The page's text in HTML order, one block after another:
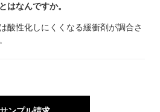
はなんですか。
酸性化しにくくなる緩衝剤が調合さ